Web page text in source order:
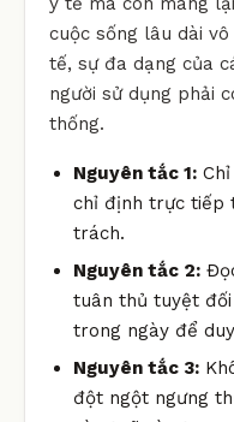
cuộc sống lâu dài
tế, sự đa dạng của
người sử dụng phải
thống.
Nguyên tắc 1:
chỉ định trực tiếp
trách.
Nguyên tắc 2:
tuân thủ tuyệt
trong ngày để
Nguyên tắc 3:
đột ngột ngưng